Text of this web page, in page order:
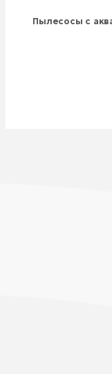
Пылесосы с